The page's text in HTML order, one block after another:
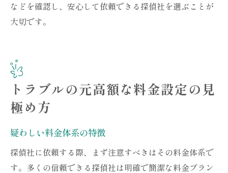
などを確認し、安心して依頼できる探偵社を選ぶことが
大切です。
トラブルの元高額な料金設定の見
極め方
疑わしい料金体系の特徴
探偵社に依頼する際、まず注意すべきはその料金体系で
す。多くの信頼できる探偵社は明確で簡潔な料金プラン